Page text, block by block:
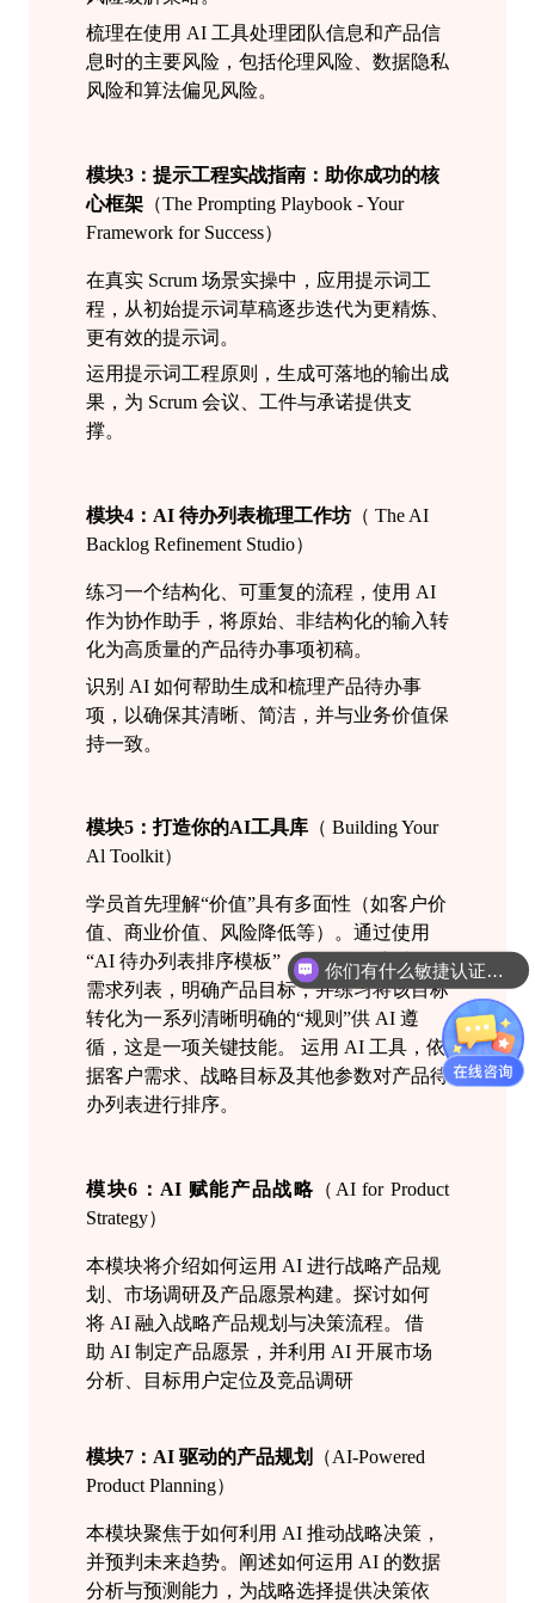
梳理在使用 AI 工具处理团队信息和产品信
息时的主要风险，包括伦理风险、数据隐私
风险和算法偏见风险。
模块3： 提示工程实战指南：助你成功的核
心框架 （The Prompting Playbook - Your
Framework for Success）
在真实 Scrum 场景实操中，应用提示词工
程，从初始提示词草稿逐步迭代为更精炼、
更有效的提示词。
运用提示词工程原则，生成可落地的输出成
果，为 Scrum 会议、工件与承诺提供支
撑。
模块4： AI 待办列表梳理工作坊 （ The AI
Backlog Refinement Studio）
练习一个结构化、可重复的流程，使用 AI
作为协作助手，将原始、非结构化的输入转
化为高质量的产品待办事项初稿。
识别 AI 如何帮助生成和梳理产品待办事
项，以确保其清晰、简洁，并与业务价值保
持一致。
模块5：打造你的AI工具库 （ Building Your
Al Toolkit）
学员首先理解“价值”具有多面性（如客户价
值、商业价值、风险降低等）。通过使用
“AI 待办列表排序模板”，将已梳理完成的
需求列表，明确产品目标，并练习将该目标
转化为一系列清晰明确的“规则”供 AI 遵
循，这是一项关键技能。
运用 AI 工具，依
据客户需求、战略目标及其他参数对产品待
办列表进行排序。
模块6： AI 赋能产品战略 （ AI for Product
Strategy）
本模块将介绍如何运用 AI 进行战略产品规
划、市场调研及产品愿景构建。 探讨如何
将 AI 融入战略产品规划与决策流程。
借
助 AI 制定产品愿景，并利用 AI 开展市场
分析、目标用户定位及竞品调研
模块7：AI 驱动的产品规划 （AI-Powered
Product Planning）
本模块聚焦于如何利用 AI 推动战略决策，
并预判未来趋势。 阐述如何运用 AI 的数据
分析与预测能力，为战略选择提供决策依
你们有什么敏捷认证课程吗
认证课程是怎么收费的呢